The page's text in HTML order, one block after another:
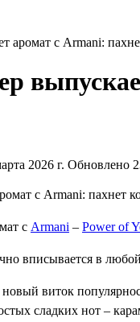
аромат с Armani:
2026 г. Обновлено
с Armani – Power of
вписывается в
виток
сладких нот –